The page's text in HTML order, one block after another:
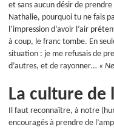
et sans aucun désir de
Nathalie, pourquoi tu ne fais
l’impression d’avoir l’air
à coup, le franc tombe. En
situation : je me refusais de
d’autres, et de rayonner… «
La culture de
Il faut reconnaître, à notre
encouragés à prendre de